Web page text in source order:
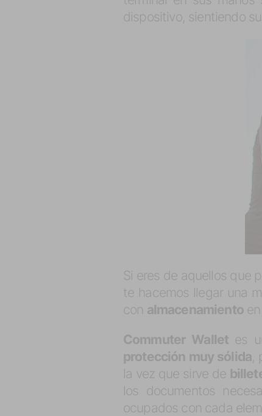
dispositivo, sientiendo
Si eres de aquellos que
te hacemos llegar una
con almacenamientoen
Commuter Wallet es
protección muy sólida
la vez que sirve de
los documentos
ocupados con cada